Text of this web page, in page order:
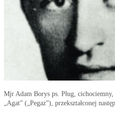
Mjr Adam Borys ps. Pług,
„Agat” („Pegaz”), przekształconej